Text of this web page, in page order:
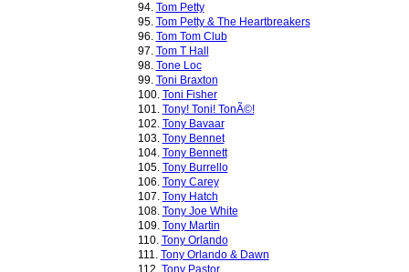
94. Tom Petty
95. Tom Petty & The Heartbreakers
96. Tom Tom Club
97. Tom T Hall
98. Tone Loc
99. Toni Braxton
100. Toni Fisher
101. Tony! Toni! TonÃ©!
102. Tony Bavaar
103. Tony Bennet
104. Tony Bennett
105. Tony Burrello
106. Tony Carey
107. Tony Hatch
108. Tony Joe White
109. Tony Martin
110. Tony Orlando
111. Tony Orlando & Dawn
112. Tony Pastor